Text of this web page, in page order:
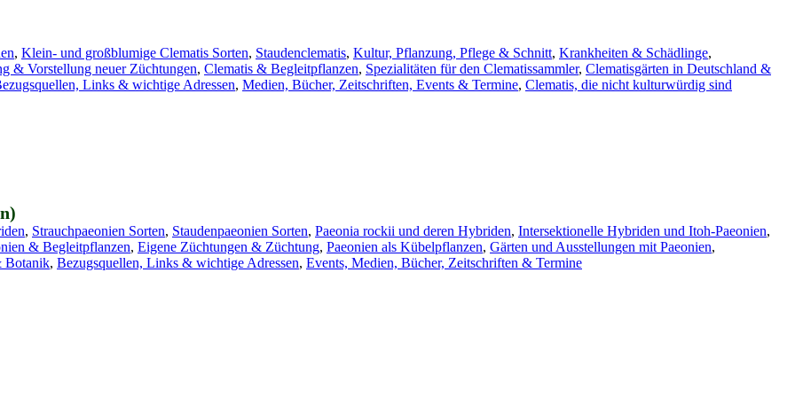
, Klein- und großblumige Clematis Sorten, Staudenclematis, Kultur, Pflanzung, Pflege & Schnitt, Krankheiten & Schädlinge,
& Vorstellung neuer Züchtungen, Clematis & Begleitpflanzen, Spezialitäten für den Clematissammler, Clematisgärten in Deutschland &
Links & wichtige Adressen, Medien, Bücher, Zeitschriften, Events & Termine, Clematis, die nicht kulturwürdig sind
, Strauchpaeonien Sorten, Staudenpaeonien Sorten, Paeonia rockii und deren Hybriden, Intersektionelle Hybriden und Itoh-Paeonien,
& Begleitpflanzen, Eigene Züchtungen & Züchtung, Paeonien als Kübelpflanzen, Gärten und Ausstellungen mit Paeonien,
Botanik, Bezugsquellen, Links & wichtige Adressen, Events, Medien, Bücher, Zeitschriften & Termine